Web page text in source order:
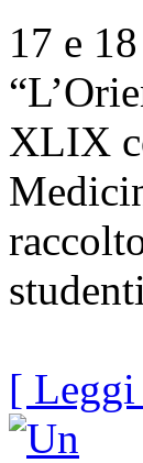
17 e
XLIX
[